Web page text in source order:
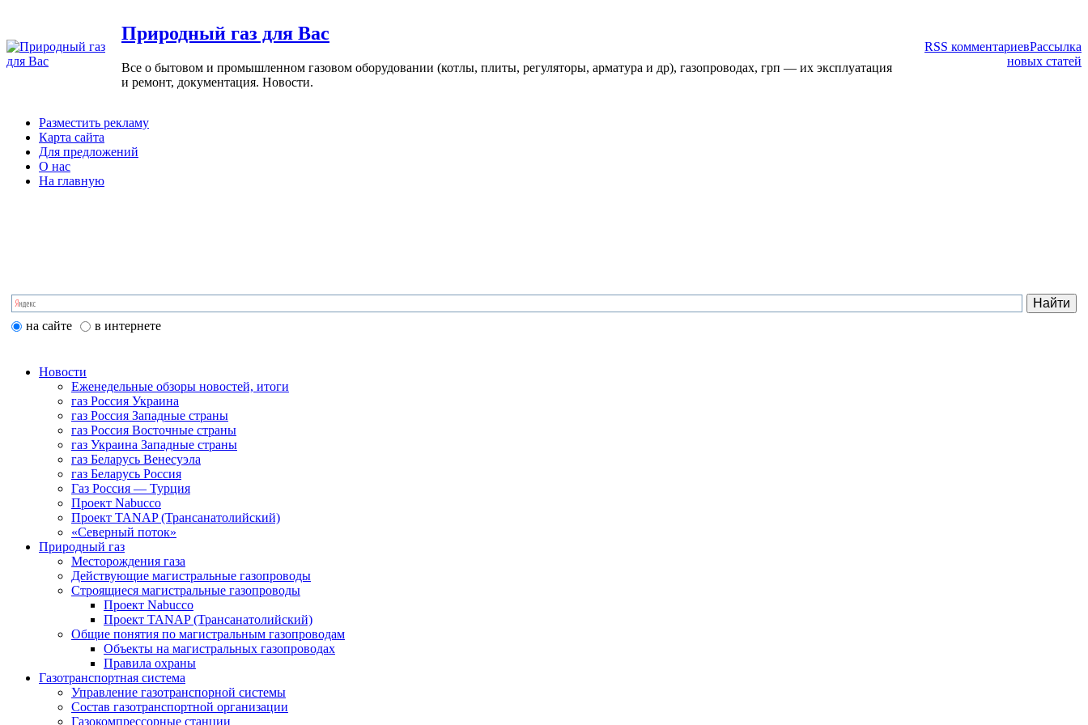
Природный газ для Вас
Все о бытовом и промышленном газовом оборудовании (котлы, плиты, регуляторы, арматура и др), газопроводах, грп — их эксплуатация
и ремонт, документация. Новости.
RSS комментариевРассылка
новых статей
Разместить рекламу
Карта сайта
Для предложений
О нас
На главную
на сайте в интернете
Новости
Еженедельные обзоры новостей, итоги
газ Россия Украина
газ Россия Западные страны
газ Россия Восточные страны
газ Украина Западные страны
газ Беларусь Венесуэла
газ Беларусь Россия
Газ Россия — Турция
Проект Nabucco
Проект TANAP (Трансанатолийский)
«Северный поток»
Природный газ
Месторождения газа
Действующие магистральные газопроводы
Строящиеся магистральные газопроводы
Проект Nabucco
Проект TANAP (Трансанатолийский)
Общие понятия по магистральным газопроводам
Объекты на магистральных газопроводах
Правила охраны
Газотранспортная система
Управление газотранспорной системы
Состав газотранспортной организации
Газокомпрессорные станции